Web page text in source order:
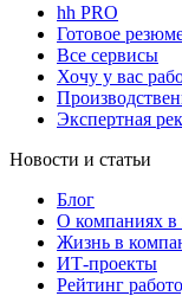
hh PRO
Готовое
Все сервисы
Хочу у вас
Экспертная
Новости и статьи
Блог
О компаниях в
Жизнь в
ИТ-проекты
Рейтинг